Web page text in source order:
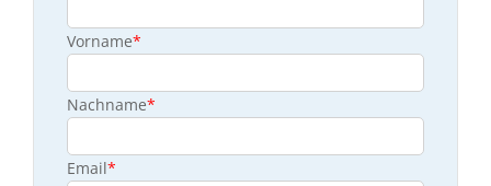
Vorname*
Nachname*
Email*